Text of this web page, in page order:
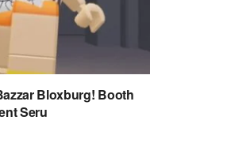
Bloxburg! Booth
Seru